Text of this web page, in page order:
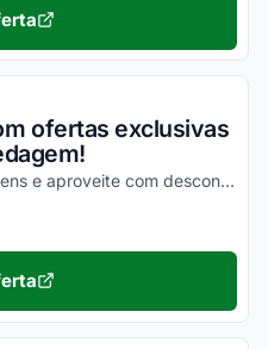
ofertas exclusivas
Desfrute das melhores vantagens e aproveite com descontos incríveis!